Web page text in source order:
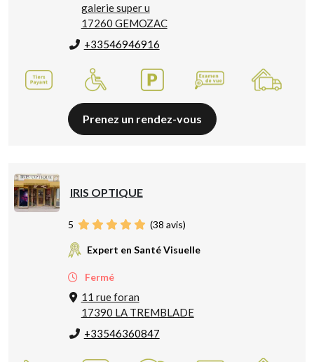
galerie super u
17260 GEMOZAC
+33546946916
Prenez un rendez-vous
IRIS OPTIQUE
5 (38 avis)
Expert en Santé Visuelle
Fermé
11 rue foran
17390 LA TREMBLADE
+33546360847